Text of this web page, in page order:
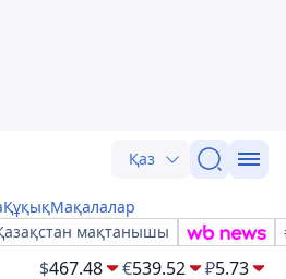
Қаз
ҚұқықМақалалар
мақтанышы
$467.48 €539.52 ₽5.73